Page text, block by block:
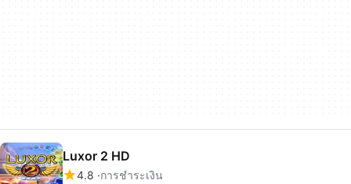
Luxor 2 HD
4.8 การชำระเงิน